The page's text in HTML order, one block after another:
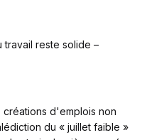
travail reste solide –
d'emplois non
du « juillet faible »